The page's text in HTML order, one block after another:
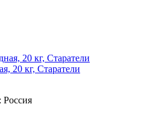
20 кг, Старатели
Россия